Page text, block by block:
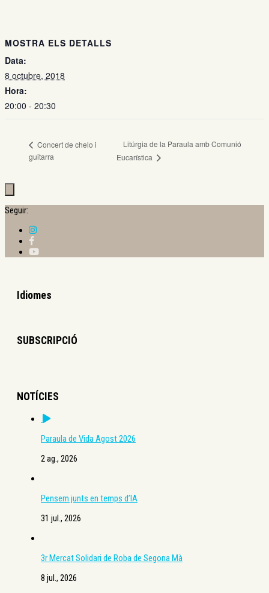
MOSTRA ELS DETALLS
Data:
8 octubre, 2018
Hora:
20:00 - 20:30
Concert de chelo i
guitarra
Litúrgia de la Paraula amb Comunió
Eucarística
Seguir:
Idiomes
SUBSCRIPCIÓ
NOTÍCIES
Paraula de Vida Agost 2026
2 ag., 2026
Pensem junts en temps d’IA
31 jul., 2026
3r Mercat Solidari de Roba de Segona Mà
8 jul., 2026